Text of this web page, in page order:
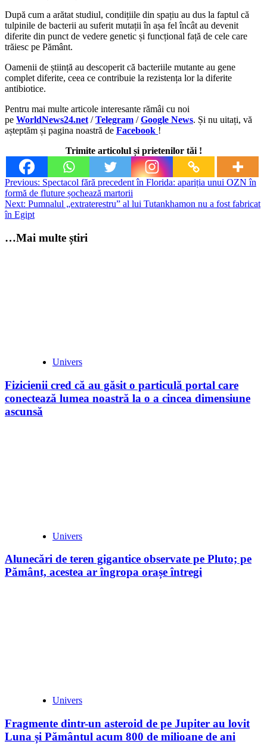
După cum a arătat studiul, condițiile din spațiu au dus la faptul că
tulpinile de bacterii au suferit mutații în așa fel încât au devenit
diferite din punct de vedere genetic și funcțional față de cele care
trăiesc pe Pământ.
Oamenii de știință au descoperit că bacteriile mutante au gene
complet diferite, ceea ce contribuie la rezistența lor la diferite
antibiotice.
Pentru mai multe articole interesante rămâi cu noi
pe WorldNews24.net /Telegram /Google News. Și nu uitați, vă
așteptăm și pagina noastră de Facebook !
Trimite articolul și prietenilor tăi !
Post
navigation
Previous: Spectacol fără precedent în Florida: apariția unui OZN în
formă de fluture șochează martorii
Next: Pumnalul „extraterestru” al lui Tutankhamon nu a fost fabricat
în Egipt
…Mai multe știri
Univers
Fizicienii cred că au găsit o particulă portal care
conectează lumea noastră la o a cincea dimensiune
ascunsă
Univers
Alunecări de teren gigantice observate pe Pluto; pe
Pământ, acestea ar îngropa orașe întregi
Univers
Fragmente dintr-un asteroid de pe Jupiter au lovit
Luna și Pământul acum 800 de milioane de ani